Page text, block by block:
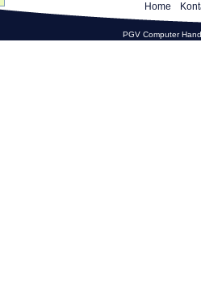
Home
PGV Computer